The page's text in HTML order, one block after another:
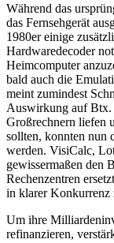
Während das
das Fernsehgerät
1980er einige
Hardwaredecoder
Heimcomputer
bald auch die
meint zumindest
Auswirkung auf Btx.
Großrechnern liefen
sollten, konnten nun
werden. VisiCalc,
gewissermaßen den
Rechenzentren
in klarer Konkurrenz
Um ihre
refinanzieren,